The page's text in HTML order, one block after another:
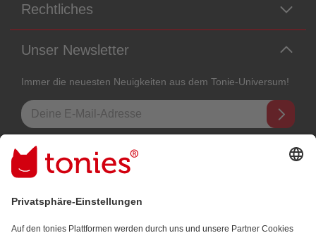
Rechtliches
Unser Newsletter
Immer die neuesten Neuigkeiten aus dem Tonie-Universum!
E-Mail-Addresse
Mit dem Absenden abonnierst du unseren E-Mail-Newsletter, der auf
den von dir bereitgestellten Informationen (z.B. Account-informationen)
und den von dir zu Werbezwecken bereitgestellten
Datenschutzbestimmungen.